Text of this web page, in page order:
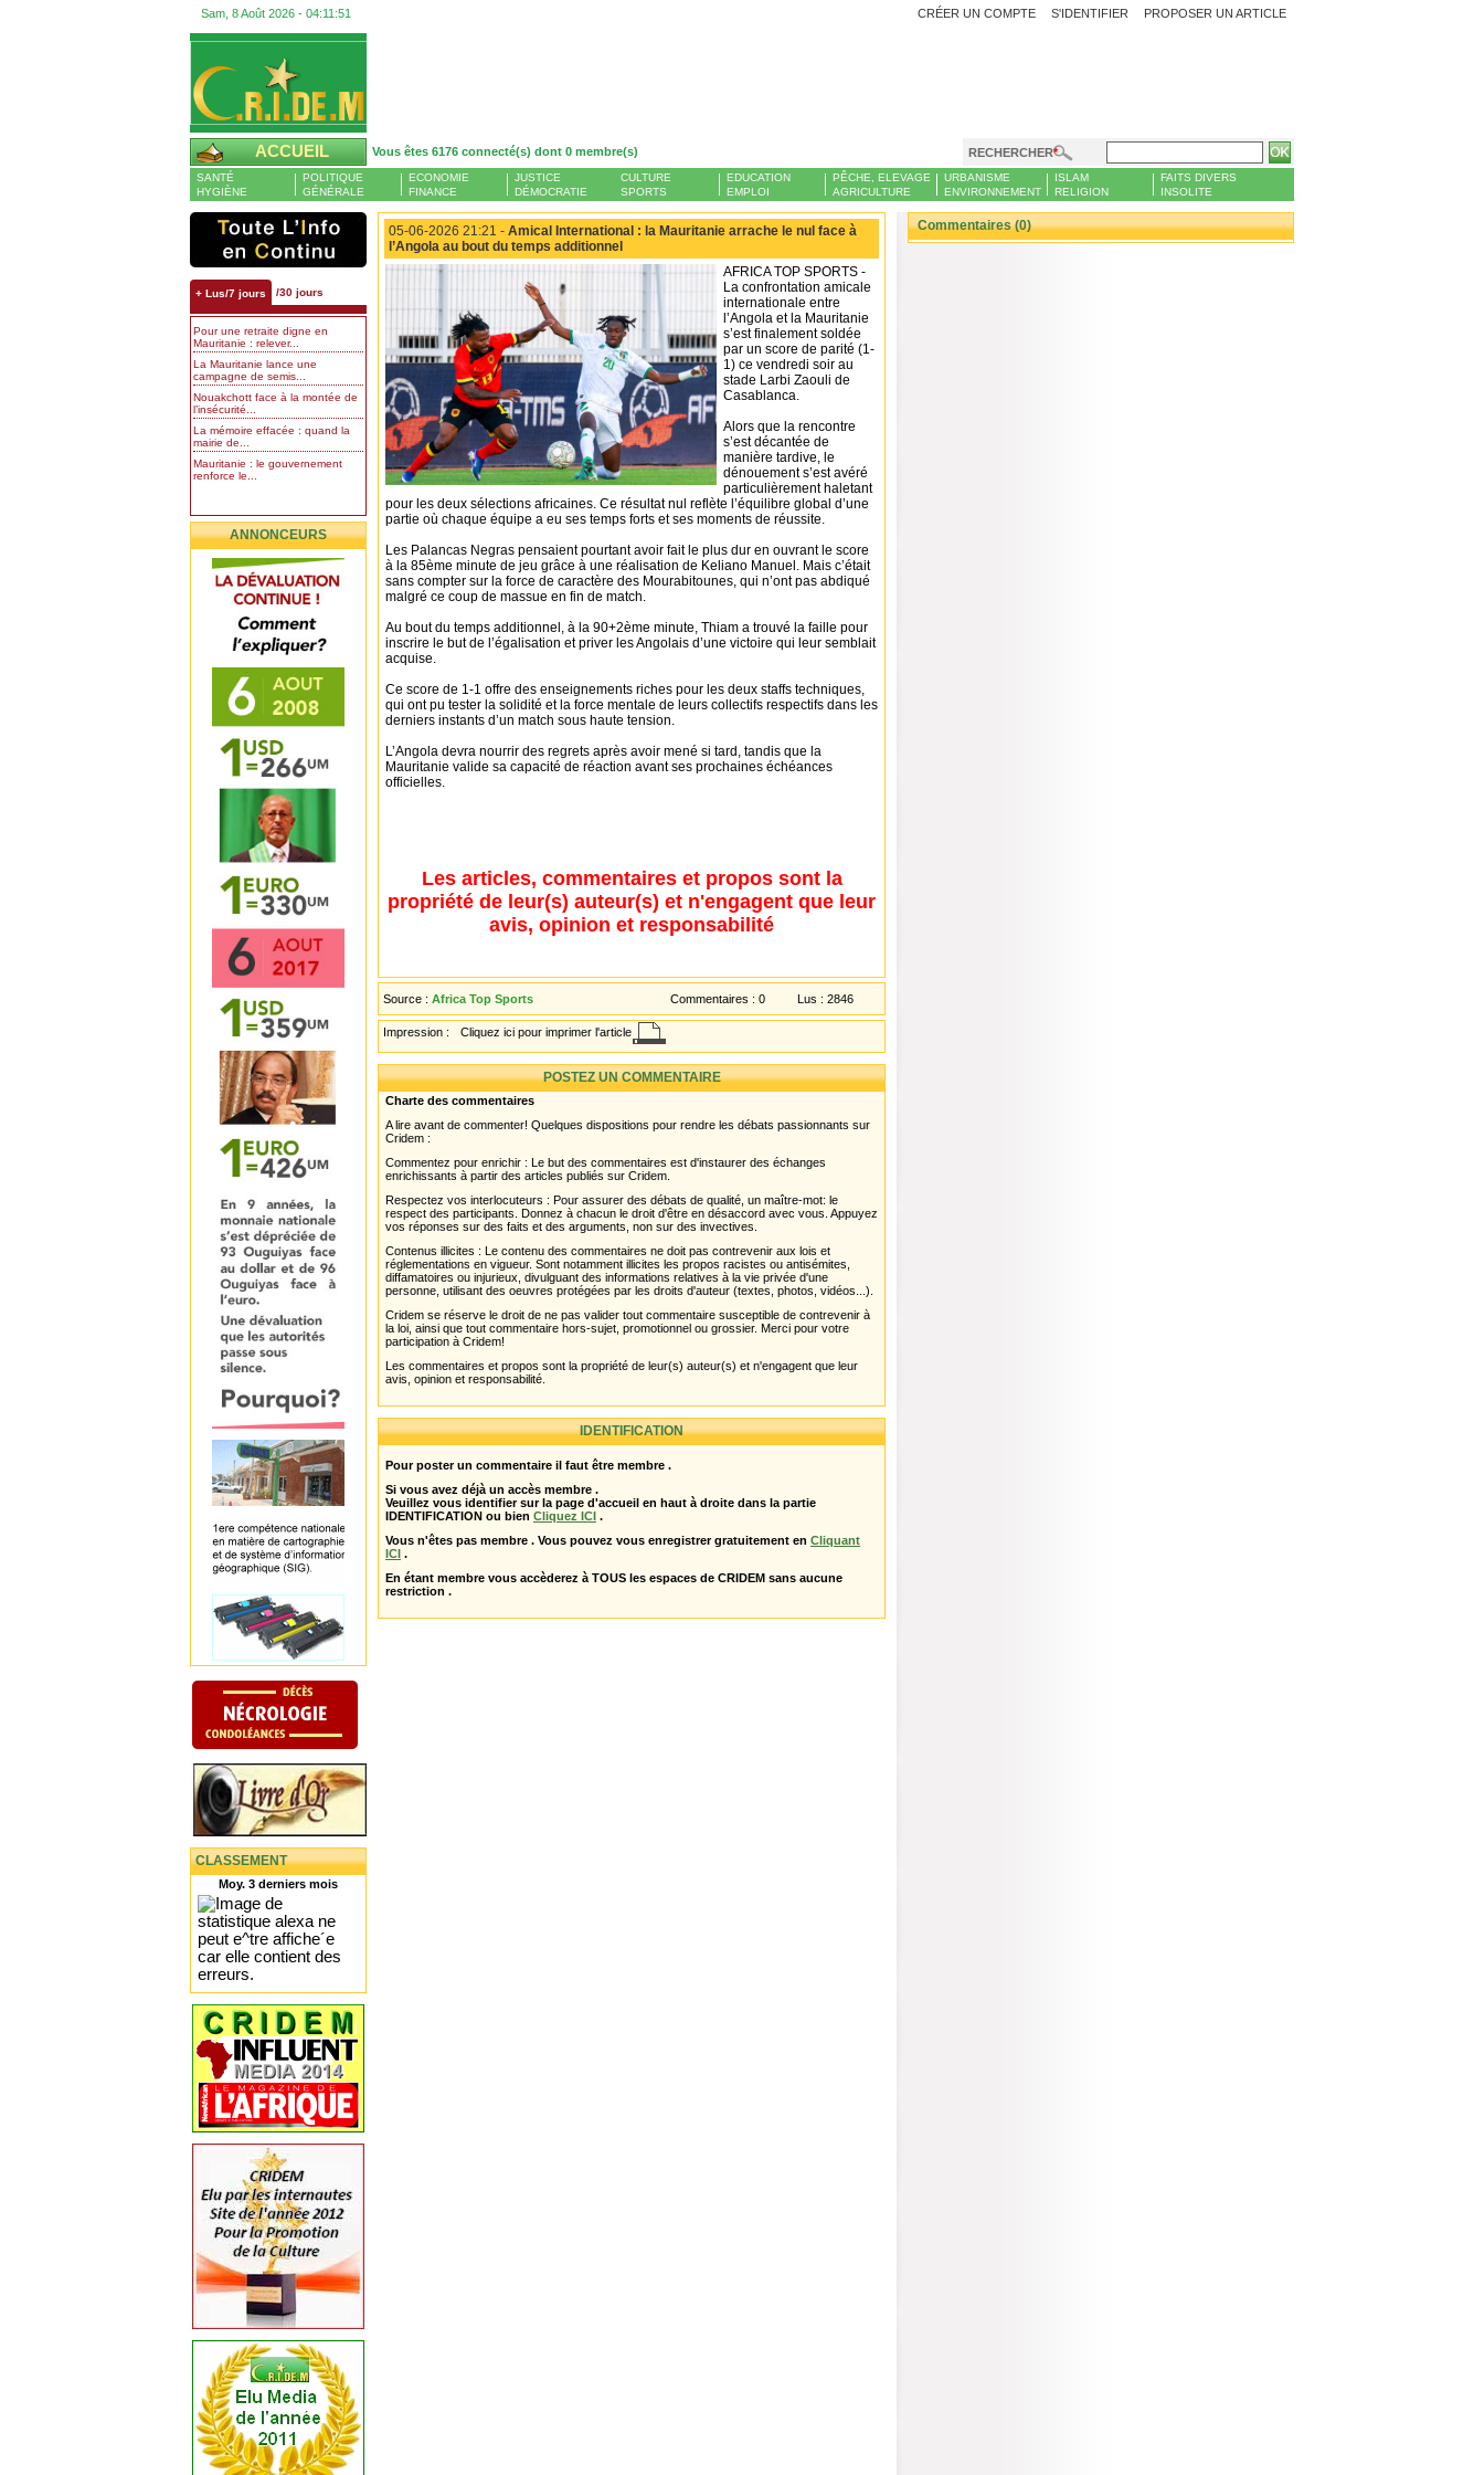
Sam, 8 Août 2026 - 04:11:52 PROPOSER UN ARTICLE
CRÉER UN COMPTE S'IDENTIFIER
ACCUEIL Vous êtes 6176 connecté(s) dont 0 membre(s) RECHERCHER
SANTÉ
HYGIÈNE
POLITIQUE
GÉNÉRALE
ECONOMIE
FINANCE
JUSTICE
DÉMOCRATIE
CULTURE
SPORTS
EDUCATION
EMPLOI
PÊCHE, ELEVAGE
AGRICULTURE
URBANISME
ENVIRONNEMENT
ISLAM
RELIGION
FAITS DIVERS
INSOLITE
+ Lus/7 jours /30 jours
Pour une retraite digne en
Mauritanie : relever...
La Mauritanie lance une
campagne de semis...
Nouakchott face à la montée de
l’insécurité...
La mémoire effacée : quand la
mairie de...
Mauritanie : le gouvernement
renforce le...
ANNONCEURS
CLASSEMENT
Moy. 3 derniers mois
05-06-2026 21:21 - Amical International : la Mauritanie arrache le nul face à
l’Angola au bout du temps additionnel
AFRICA TOP SPORTS -
La confrontation amicale
internationale entre
l’Angola et la Mauritanie
s’est finalement soldée
par un score de parité (1-
1) ce vendredi soir au
stade Larbi Zaouli de
Casablanca.
Alors que la rencontre
s’est décantée de
manière tardive, le
dénouement s’est avéré
particulièrement haletant
pour les deux sélections africaines. Ce résultat nul reflète l’équilibre global d’une
partie où chaque équipe a eu ses temps forts et ses moments de réussite.
Les Palancas Negras pensaient pourtant avoir fait le plus dur en ouvrant le score
à la 85ème minute de jeu grâce à une réalisation de Keliano Manuel. Mais c’était
sans compter sur la force de caractère des Mourabitounes, qui n’ont pas abdiqué
malgré ce coup de massue en fin de match.
Au bout du temps additionnel, à la 90+2ème minute, Thiam a trouvé la faille pour
inscrire le but de l’égalisation et priver les Angolais d’une victoire qui leur semblait
acquise.
Ce score de 1-1 offre des enseignements riches pour les deux staffs techniques,
qui ont pu tester la solidité et la force mentale de leurs collectifs respectifs dans les
derniers instants d’un match sous haute tension.
L’Angola devra nourrir des regrets après avoir mené si tard, tandis que la
Mauritanie valide sa capacité de réaction avant ses prochaines échéances
officielles.
Les articles, commentaires et propos sont la
propriété de leur(s) auteur(s) et n'engagent que leur
avis, opinion et responsabilité
Source : Africa Top Sports Commentaires : 0 Lus : 2846
Impression : Cliquez ici pour imprimer l'article
POSTEZ UN COMMENTAIRE
Charte des commentaires
A lire avant de commenter! Quelques dispositions pour rendre les débats passionnants sur
Cridem :
Commentez pour enrichir : Le but des commentaires est d'instaurer des échanges
enrichissants à partir des articles publiés sur Cridem.
Respectez vos interlocuteurs : Pour assurer des débats de qualité, un maître-mot: le
respect des participants. Donnez à chacun le droit d'être en désaccord avec vous. Appuyez
vos réponses sur des faits et des arguments, non sur des invectives.
Contenus illicites : Le contenu des commentaires ne doit pas contrevenir aux lois et
réglementations en vigueur. Sont notamment illicites les propos racistes ou antisémites,
diffamatoires ou injurieux, divulguant des informations relatives à la vie privée d'une
personne, utilisant des oeuvres protégées par les droits d'auteur (textes, photos, vidéos...).
Cridem se réserve le droit de ne pas valider tout commentaire susceptible de contrevenir à
la loi, ainsi que tout commentaire hors-sujet, promotionnel ou grossier. Merci pour votre
participation à Cridem!
Les commentaires et propos sont la propriété de leur(s) auteur(s) et n'engagent que leur
avis, opinion et responsabilité.
IDENTIFICATION
Pour poster un commentaire il faut être membre .
Si vous avez déjà un accès membre .
Veuillez vous identifier sur la page d'accueil en haut à droite dans la partie
IDENTIFICATION ou bien Cliquez ICI .
Vous n'êtes pas membre . Vous pouvez vous enregistrer gratuitement en Cliquant
ICI .
En étant membre vous accèderez à TOUS les espaces de CRIDEM sans aucune
restriction .
Commentaires (0)